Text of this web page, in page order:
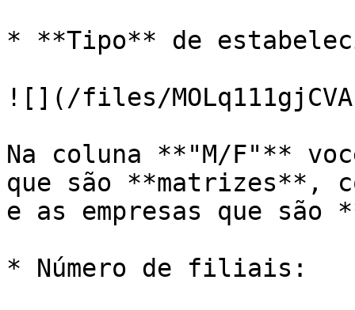
* **Tipo** de
![](/files/
Na coluna **"M/F"**
que são **matrizes**,
e as empresas que
* Número de filiais: